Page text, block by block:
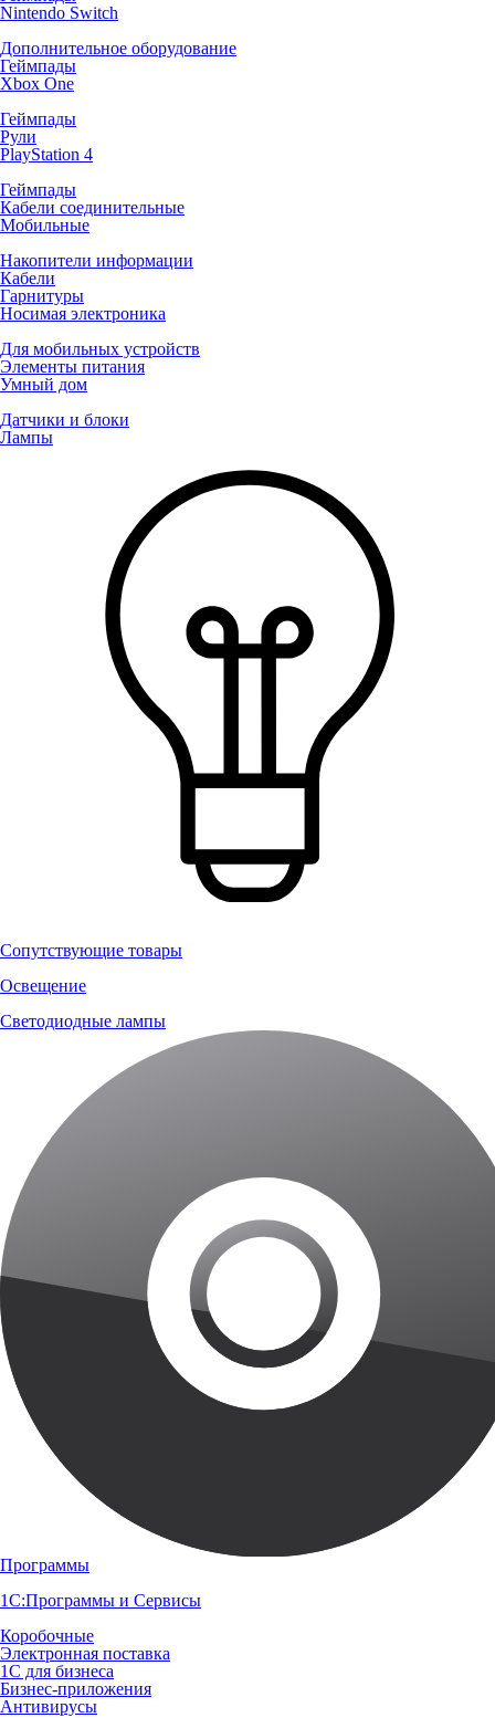
Nintendo Switch
Дополнительное оборудование
Геймпады
Xbox One
Геймпады
Рули
PlayStation 4
Геймпады
Кабели соединительные
Мобильные
Накопители информации
Кабели
Гарнитуры
Носимая электроника
Для мобильных устройств
Элементы питания
Умный дом
Датчики и блоки
Лампы
Сопутствующие товары
Освещение
Светодиодные лампы
Программы
1С:Программы и Сервисы
Коробочные
Электронная поставка
1С для бизнеса
Бизнес-приложения
Антивирусы